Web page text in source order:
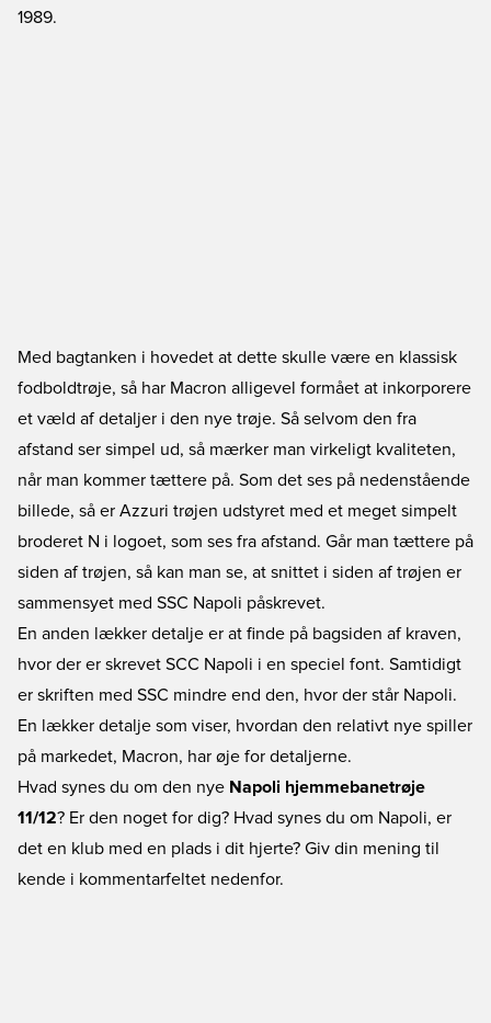
1989.
Med bagtanken i hovedet at dette skulle være en klassisk
fodboldtrøje, så har Macron alligevel formået at inkorporere
et væld af detaljer i den nye trøje. Så selvom den fra
afstand ser simpel ud, så mærker man virkeligt kvaliteten,
når man kommer tættere på. Som det ses på nedenstående
billede, så er Azzuri trøjen udstyret med et meget simpelt
broderet N i logoet, som ses fra afstand. Går man tættere på
siden af trøjen, så kan man se, at snittet i siden af trøjen er
sammensyet med SSC Napoli påskrevet.
En anden lækker detalje er at finde på bagsiden af kraven,
hvor der er skrevet SCC Napoli i en speciel font. Samtidigt
er skriften med SSC mindre end den, hvor der står Napoli.
En lækker detalje som viser, hvordan den relativt nye spiller
på markedet, Macron, har øje for detaljerne.
Hvad synes du om den nye Napoli hjemmebanetrøje
11/12? Er den noget for dig? Hvad synes du om Napoli, er
det en klub med en plads i dit hjerte? Giv din mening til
kende i kommentarfeltet nedenfor.